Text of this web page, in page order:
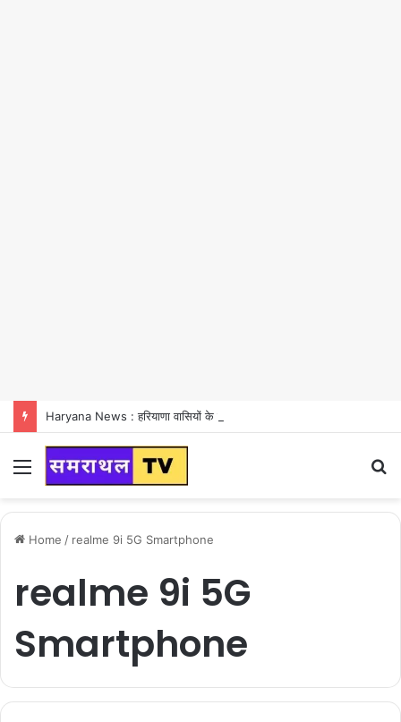
Menu
Home / realme 9i 5G Smartphone
realme 9i 5G
Smartphone